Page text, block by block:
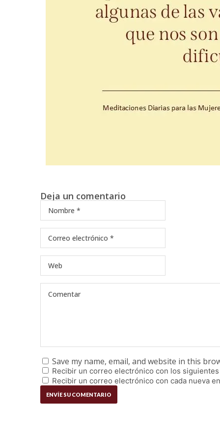
Deja un comentario
Save my name, email, and website in this
Recibir un correo electrónico con los
Recibir un correo electrónico con cada nueva